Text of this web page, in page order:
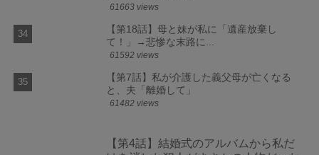
61663 views
【第18話】母と妹が私に「遺産放棄し
て！」→悲惨な末路に...
61592 views
【第7話】私が介護した義父母が亡くなる
と、夫「離婚して」
61482 views
【第4話】結婚式のアルバムから私だ